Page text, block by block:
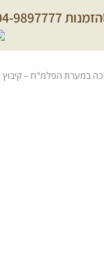
הזמנות 04-9897777
במערת הפלמ"ח –